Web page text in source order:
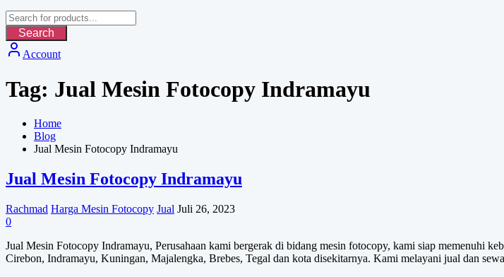
Search
Account
Tag: Jual Mesin Fotocopy Indramayu
Home
Blog
Jual Mesin Fotocopy Indramayu
Jual Mesin Fotocopy Indramayu
Rachmad Harga Mesin Fotocopy Jual Juli 26, 2023
0
Jual Mesin Fotocopy Indramayu, Perusahaan kami bergerak di bidang mesin fotocopy, kami siap memenuhi
Cirebon, Indramayu, Kuningan, Majalengka, Brebes, Tegal dan kota disekitarnya. Kami melayani jual dan